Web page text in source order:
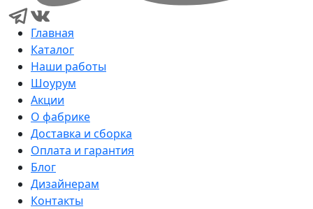
Главная
Каталог
Наши работы
Шоурум
Акции
О фабрике
Доставка и сборка
Оплата и гарантия
Блог
Дизайнерам
Контакты